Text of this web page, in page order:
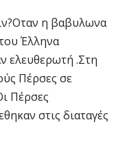
η βαβυλωνα
Έλληνα
ελευθερωτή .Στη
Πέρσες σε
Πέρσες
στις διαταγές